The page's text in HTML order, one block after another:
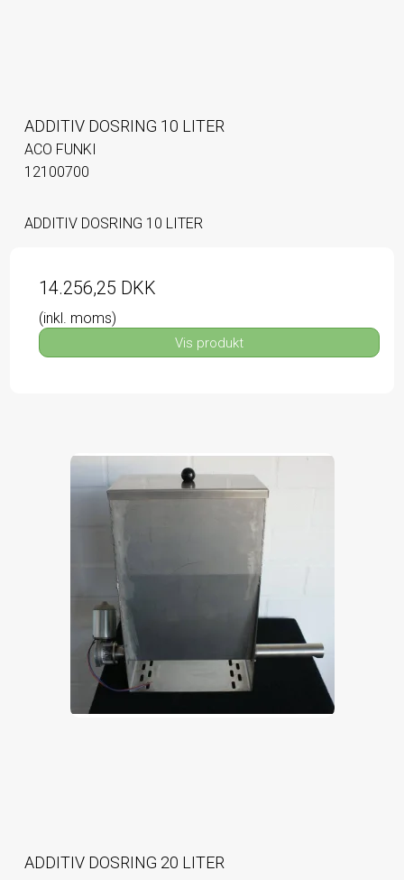
ADDITIV DOSRING 10 LITER
ACO FUNKI
12100700
ADDITIV DOSRING 10 LITER
14.256,25 DKK
(inkl. moms)
Vis produkt
ADDITIV DOSRING 20 LITER